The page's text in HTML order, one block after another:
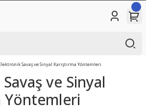
Savaş ve Sinyal Karıştırma Yöntemleri
ve Sinyal
Yöntemleri